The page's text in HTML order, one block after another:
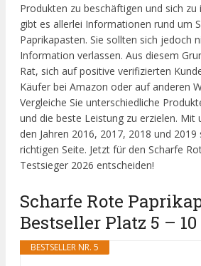
Produkten zu beschäftigen und sich
gibt es allerlei Informationen rund um
Paprikapasten. Sie sollten sich jedoch
Information verlassen. Aus diesem
Rat, sich auf positive verifizierten
Käufer bei Amazon oder auf anderen
Vergleiche Sie unterschiedliche
und die beste Leistung zu erzielen. Mit
den Jahren 2016, 2017, 2018 und
richtigen Seite. Jetzt für den Scharfe
Testsieger 2026 entscheiden!
Scharfe Rote
Bestseller Platz 5 – 10
BESTSELLER NR. 5